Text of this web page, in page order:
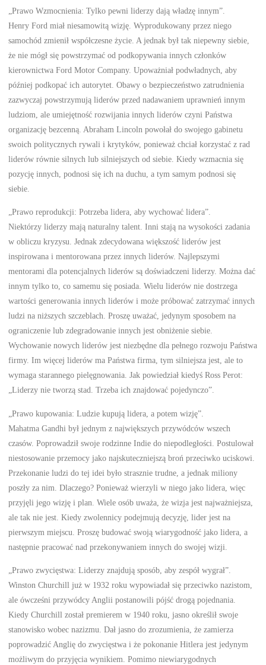
„Prawo Wzmocnienia: Tylko pewni liderzy dają władzę innym”.
Henry Ford miał niesamowitą wizję. Wyprodukowany przez niego
samochód zmienił współczesne życie. A jednak był tak niepewny siebie,
że nie mógł się powstrzymać od podkopywania innych członków
kierownictwa Ford Motor Company. Upoważniał podwładnych, aby
później podkopać ich autorytet. Obawy o bezpieczeństwo zatrudnienia
zazwyczaj powstrzymują liderów przed nadawaniem uprawnień innym
ludziom, ale umiejętność rozwijania innych liderów czyni Państwa
organizację bezcenną. Abraham Lincoln powołał do swojego gabinetu
swoich politycznych rywali i krytyków, ponieważ chciał korzystać z rad
liderów równie silnych lub silniejszych od siebie. Kiedy wzmacnia się
pozycję innych, podnosi się ich na duchu, a tym samym podnosi się
siebie.
„Prawo reprodukcji: Potrzeba lidera, aby wychować lidera”.
Niektórzy liderzy mają naturalny talent. Inni stają na wysokości zadania
w obliczu kryzysu. Jednak zdecydowana większość liderów jest
inspirowana i mentorowana przez innych liderów. Najlepszymi
mentorami dla potencjalnych liderów są doświadczeni liderzy. Można dać
innym tylko to, co samemu się posiada. Wielu liderów nie dostrzega
wartości generowania innych liderów i może próbować zatrzymać innych
ludzi na niższych szczeblach. Proszę uważać, jedynym sposobem na
ograniczenie lub zdegradowanie innych jest obniżenie siebie.
Wychowanie nowych liderów jest niezbędne dla pełnego rozwoju Państwa
firmy. Im więcej liderów ma Państwa firma, tym silniejsza jest, ale to
wymaga starannego pielęgnowania. Jak powiedział kiedyś Ross Perot:
„Liderzy nie tworzą stad. Trzeba ich znajdować pojedynczo”.
„Prawo kupowania: Ludzie kupują lidera, a potem wizję”.
Mahatma Gandhi był jednym z największych przywódców wszech
czasów. Poprowadził swoje rodzinne Indie do niepodległości. Postulował
niestosowanie przemocy jako najskuteczniejszą broń przeciwko uciskowi.
Przekonanie ludzi do tej idei było strasznie trudne, a jednak miliony
poszły za nim. Dlaczego? Ponieważ wierzyli w niego jako lidera, więc
przyjęli jego wizję i plan. Wiele osób uważa, że wizja jest najważniejsza,
ale tak nie jest. Kiedy zwolennicy podejmują decyzję, lider jest na
pierwszym miejscu. Proszę budować swoją wiarygodność jako lidera, a
następnie pracować nad przekonywaniem innych do swojej wizji.
„Prawo zwycięstwa: Liderzy znajdują sposób, aby zespół wygrał”.
Winston Churchill już w 1932 roku wypowiadał się przeciwko nazistom,
ale ówcześni przywódcy Anglii postanowili pójść drogą pojednania.
Kiedy Churchill został premierem w 1940 roku, jasno określił swoje
stanowisko wobec nazizmu. Dał jasno do zrozumienia, że zamierza
poprowadzić Anglię do zwycięstwa i że pokonanie Hitlera jest jedynym
możliwym do przyjęcia wynikiem. Pomimo niewiarygodnych